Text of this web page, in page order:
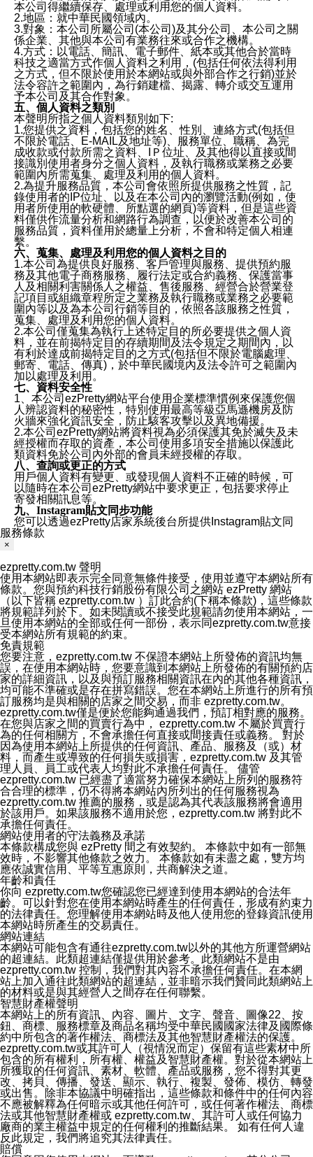
本公司得繼續保存、處理或利用您的個人資料。
2.地區：就中華民國領域內。
3.對象：本公司所屬公司(本公司)及其分公司、本公司之關
係企業、其他與本公司有業務往來或合作之機構。
4.方式：以電話、簡訊、電子郵件、紙本或其他合於當時
科技之適當方式作個人資料之利用，(包括任何依法得利用
之方式，但不限於使用於本網站或與外部合作之行銷)並於
法令容許之範圍內，為行銷建檔、揭露、轉介或交互運用
予本公司及其合作對象。
五、個人資料之類別
本聲明所指之個人資料類別如下:
1.您提供之資料，包括您的姓名、性別、連絡方式(包括但
不限於電話、E-MAIL及地址等)、服務單位、職稱、為完
成收款或付款所需之資料、IＰ位址、及其他得以直接或間
接識別使用者身分之個人資料，及執行職務或業務之必要
範圍內所需蒐集、處理及利用的個人資料。
2.為提升服務品質，本公司會依照所提供服務之性質，記
錄使用者的IP位址、以及在本公司內的瀏覽活動(例如，使
用者所使用的軟硬體、所點選的網頁)等資料，但是這些資
料僅供作流量分析和網路行為調查，以便於改善本公司的
服務品質，資料僅用於總量上分析，不會和特定個人相連
繫。
六、蒐集、處理及利用您的個人資料之目的
1.本公司為提供良好服務、客戶管理與服務、提供預約服
務及其他電子商務服務、履行法定或合約義務、保護當事
人及相關利害關係人之權益、售後服務、經營合於營業登
記項目或組織章程所定之業務及執行職務或業務之必要範
圍內等以及為本公司行銷等目的，依照各該服務之性質，
蒐集、處理及利用您的個人資料。
2.本公司僅蒐集為執行上述特定目的所必要提供之個人資
料，並在前揭特定目的存續期間及法令規定之期間內，以
有利於達成前揭特定目的之方式(包括但不限於電腦處理、
郵寄、電話、傳真)，於中華民國境內及法令許可之範圍內
加以處理及利用。
七、資料安全性
1、本公司ezPretty網站平台使用企業標準慣例來保護您個
人辨認資料的秘密性，特別使用最高等級亞馬遜機房及防
火牆來強化資訊安全，防止駭客攻擊以及異地備援。
2.本公司ezPretty網站將資料視為必須保護其免於滅失及未
經授權而存取的資產，本公司使用多項安全措施以保護此
類資料免於公司內外部的會員未經授權的存取。
八、查詢或更正的方式
用戶個人資料有變更、或發現個人資料不正確的時候，可
以隨時在本公司ezPretty網站中要求更正，包括要求停止
寄發相關訊息等。
九、Instagram貼文同步功能
您可以透過ezPretty店家系統後台所提供Instagram貼文同
步功能，來將Instagram的貼文同步到 ezPretty 的作品集，
十、取消Instagram授權方式
如果您有使用ezPretty網站所提供Instagram貼文同步功
能，您可以於任何時間取消您的 Instagram 授權，只需要
透過電子郵件和服務人員聯絡，本公司會盡快清除您的授
權資料，或是您可以登入店家系統後台使用取消授權功
能，系統將立即清除您的授權資料，並完全清除您透過此
功能所同步的Instagram貼文。
十一、取消帳號資料方式
如果您有使用本公司ezPretty網站所提供功能，您可以於
任何時間取消您的帳號或是資料，只需要透過電子郵件( e-
mail:[email protected])和服務人員聯絡，本公司會盡快清
除您的帳號和相關資料。
十二、隱私權聲明的更新
本公司將不定時更新隱私權聲明，以反映服務的變更和顧
客的意見反應。當本公司更新此隱私權聲明，您將在
ezPretty網站 首頁上看到隱私權聲明連結旁的 "updated"
註記。如果聲明的內容有所變更，或是處理您個人資訊的
方式有所變動，本公司一定會先更新隱私權聲明才會接著
執行該項變更措施。本公司鼓勵您定期檢視隱私權聲明，
以得知 ezPretty 網站如何保護您的個人資訊。
十三、自我保護措施
請妥善保管您的使用者名稱、密碼及個人資料，不要提供
給任何人。在您完成個人化服務之使用後，請務必記得登
出帳號。若您是與他人共享電腦或使用公共電腦，切記要
關閉瀏覽器視窗，以防止他人讀取您的個人資料、信件或
進入所機關管理區。
十四、傳送宣傳本站資訊或電子郵件之政策
您同意本公司網站，透過您所提供的郵件地址與您取得聯
絡並傳送或宣傳本網站各項服務之資料或電子郵件供您參
考。您能依照該資料或電子郵件所指示之方法、說明或功
能連結，隨時停止接收這些資料或電子郵件。
十五、訊息通知
本公司/本服務將以通知型訊息傳送重要訊息給您。即使未
加入本公司/本服務好友，您仍可接收到通知型訊息。
本公司/本服務傳送之通知型訊息以對您有效且重要的訊息
為限，以廣告或其他目的的訊息皆不會被傳送。滿足以下
三個條件者，將可收到通知型訊息。
1.LINE 帳號設定的電話號碼與本公司/本服務所傳來的電
話號碼比對相符。
2.該 LINE 帳號已在 LINE APP 設定中，同意接收通知型
訊息。
3.LINE 帳號未封鎖傳送訊息之 LINE 官方帳號。
欲變更通知型訊息的設定，操作如下：
1.點選「主頁」＞「設定」
2.點選「隱私設定」
3.點選「提供使用資料」
4.點選「LINE通知型訊息」
5.開關「接收LINE通知型訊息」
❗️關閉「接收通知型訊息」後，將不會接收到來自任何企業
官方帳號或認證官方帳號的通知型訊息。
服務條款
×
ezpretty.com.tw 聲明
使用本網站即表示完全同意無條件接受，使用並遵守本網站所有
條款。您與預約科技行銷股份有限公司之網站 ezPretty 網站
（以下皆稱 ezpretty.com.tw ）訂此合約(下稱本條款)，這些條款
將規範詳列於下。如未閱讀或不接受此規範請勿使用本網站，一
旦使用本網站的全部或任何一部份，表示同ezpretty.com.tw意接
受本網站所有規範的約束。
免責規範
您要注意，ezpretty.com.tw 不保證本網站上所發佈的資訊均無
誤，在使用本網站時，您要意識到本網站上所發佈的有關預約店
家的詳細資訊，以及與預訂服務相關資訊在內的其他各種資訊，
均可能不準確或是存在拼寫錯誤。您在本網站上所進行的所有預
訂服務均是與相關的店家之間交易，而非 ezpretty.com.tw。
ezpretty.com.tw僅是便於您能夠通過我們，預訂相對應的服務。
在您與店家之間的買賣行為中， ezpretty.com.tw 不屬於買賣行
為的任何相關方，不會承擔任何直接或間接責任或義務。 對於
因為使用本網站上所提供的任何資訊、產品、服務及（或）材
料，而產生或導致的任何損失或損害，ezpretty.com.tw 及其管
理人員、員工或代表人均對此不承擔任何責任。 儘管
ezpretty.com.tw 已經盡了適當努力確保本網站上所列的服務符
合合理的標準，仍不得將本網站內所列出的任何服務視為
ezpretty.com.tw 推薦的服務，或是認為其代表該服務將會適用
於該用戶。如果該服務不適用於您，ezpretty.com.tw 將對此不
承擔任何責任。
網站使用者的守法義務及承諾
本條款構成您與 ezPretty 間之有效契約。 本條款中如有一部無
效時，不影響其他條款之效力。 本條款如有未盡之處，雙方均
應依誠實信用、平等互惠原則，共商解決之道。
年齡和責任
你向 ezpretty.com.tw您確認您已經達到使用本網站的合法年
齡。可以針對您在使用本網站時產生的任何責任，形成有約束力
的法律責任。您理解使用本網站時及他人使用您的登錄資訊使用
本網站時所產生的交易責任。
網站連結
本網站可能包含有通往ezpretty.com.tw以外的其他方所運營網站
的超連結。此類超連結僅提供用於參考。此類網站不是由
ezpretty.com.tw 控制，我們對其內容不承擔任何責任。在本網
站上加入通往此類網站的超連結，並非暗示我們贊同此類網站上
的材料或是與其經營人之間存在任何聯繫。
智慧財產權聲明
本網站上的所有資訊、內容、圖片、文字、聲音、圖像22、按
鈕、商標、服務標章及商品名稱均受中華民國國家法律及國際條
約中所包含的著作權法、商標法及其他智慧財產權法的保護。
ezpretty.com.tw或其許可人（視情況而定）保留有這些素材中所
包含的所有權利，所有權、權益及智慧財產權。對於從本網站上
所獲取的任何資訊、素材、軟體、產品或服務，您不得對其更
改、拷貝、傳播、發送、顯示、執行、複製、發佈、模仿、轉發
或出售。除非本協議中明確指出，這些條款和條件中的任何內容
不應被解釋為任何暗示或其他任何許可，或任何著作權法、商標
法或其他智慧財產權或 ezpretty.com.tw、其許可人或任何協力
廠商的業主權益中規定的任何權利的推斷結果。 如有任何人違
反此規定，我們將追究其法律責任。
賠償